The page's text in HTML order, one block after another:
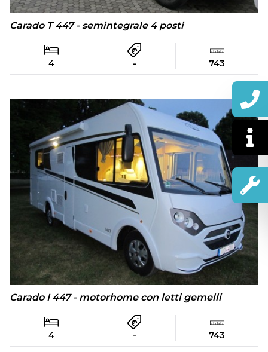
Carado T 447 - semintegrale 4 posti
4 - 743
Carado I 447 - motorhome con letti gemelli
4 - 743